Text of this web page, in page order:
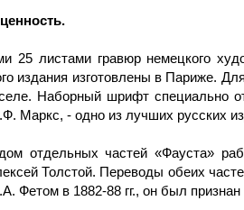
25 листами гравюр немецкого
изготовлены в Париже. Для
Наборный шрифт специально
Маркс, - одно из лучших русских
отдельных частей «Фауста»
Толстой. Переводы обеих
Фетом в 1882-88 гг., он был